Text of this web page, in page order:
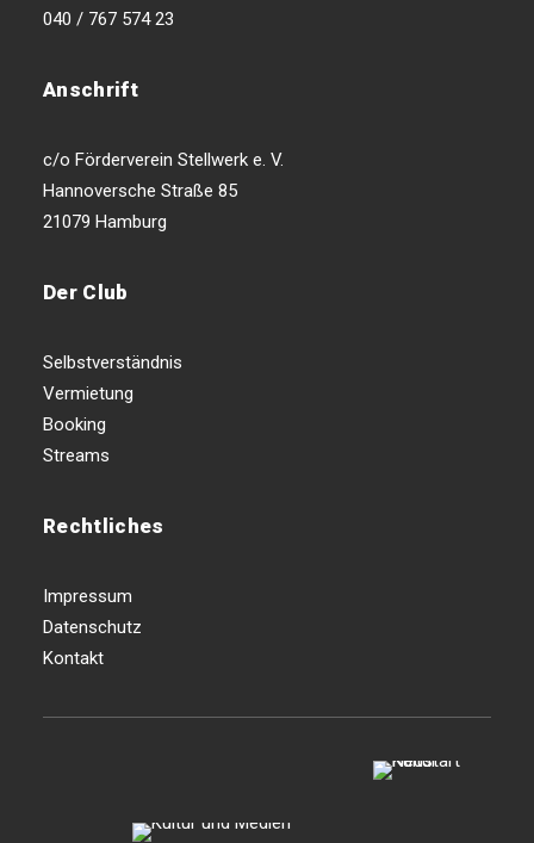
040 / 767 574 23
Anschrift
c/o Förderverein Stellwerk e. V.
Hannoversche Straße 85
21079 Hamburg
Der Club
Selbstverständnis
Vermietung
Booking
Streams
Rechtliches
Impressum
Datenschutz
Kontakt